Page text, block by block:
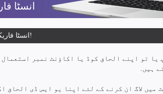
انسٹا
انسٹا فاریکس پاٹنر ایریا میں خوش آمدید!
یا تو اپنے الحاق کوڈ یا اکاؤنٹ نمبر
ہیں.
میں لاگ ان کرنے کے لئے اپنا یو ایس ڈی الحاق